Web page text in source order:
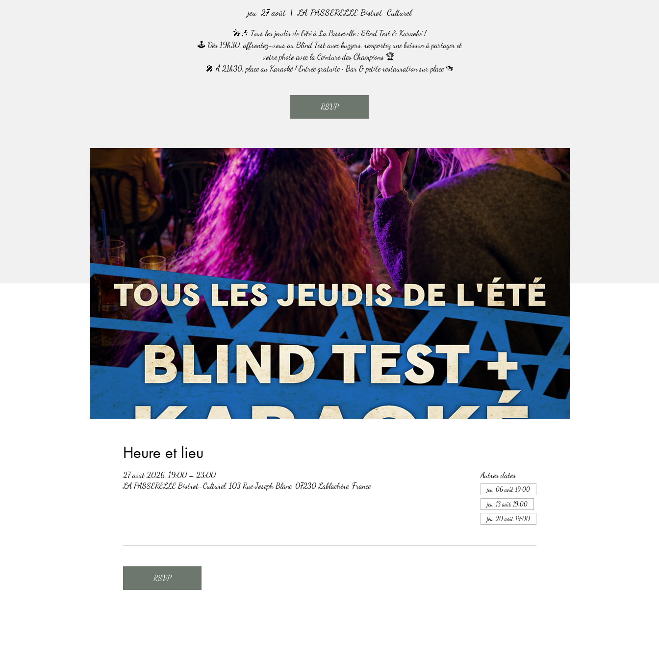
jeu. 27 août
  |
LA PASSERELLE Bistrot-Culturel
🎤🎶 Tous les jeudis de l'été à La Passerelle : Blind Test & Karaoké !
🕹️ Dès 19h30, affrontez-vous au Blind Test avec buzzers, remportez une boisson à partager et
votre photo avec la Ceinture des Champions 🏆.
🎤 À 21h30, place au Karaoké ! Entrée gratuite • Bar & petite restauration sur place 🍻
RSVP
Heure et lieu
27 août 2026, 19:00 – 23:00
LA PASSERELLE Bistrot-Culturel, 103 Rue Joseph Blanc, 07230 Lablachère, France
Autres dates
jeu. 06 août, 19:00
jeu. 13 août, 19:00
jeu. 20 août, 19:00
RSVP